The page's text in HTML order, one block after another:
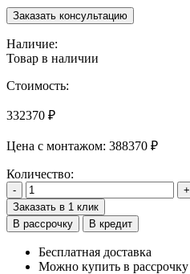
Заказать консультацию
Наличие:
Товар в наличии
Стоимость:
332370 ₽
Цена с монтажом: 388370 ₽
Количество:
-
+
Заказать в 1 клик
В рассрочку
В кредит
Бесплатная доставка
Можно купить в рассрочку